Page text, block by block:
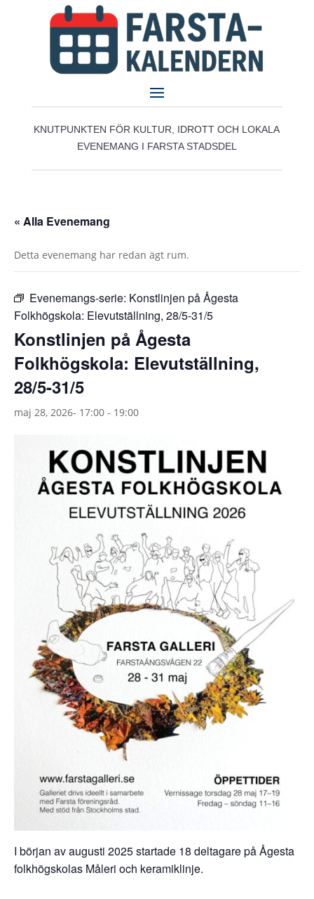
KNUTPUNKTEN FÖR KULTUR, IDROTT OCH LOKALA
EVENEMANG I FARSTA STADSDEL
« Alla Evenemang
Detta evenemang har redan ägt rum.
Evenemangs-serie: Konstlinjen på Ågesta
Folkhögskola: Elevutställning, 28/5-31/5
Konstlinjen på Ågesta
Folkhögskola: Elevutställning,
28/5-31/5
maj 28, 2026- 17:00 - 19:00
I början av augusti 2025 startade 18 deltagare på Ågesta
folkhögskolas Måleri och keramiklinje.